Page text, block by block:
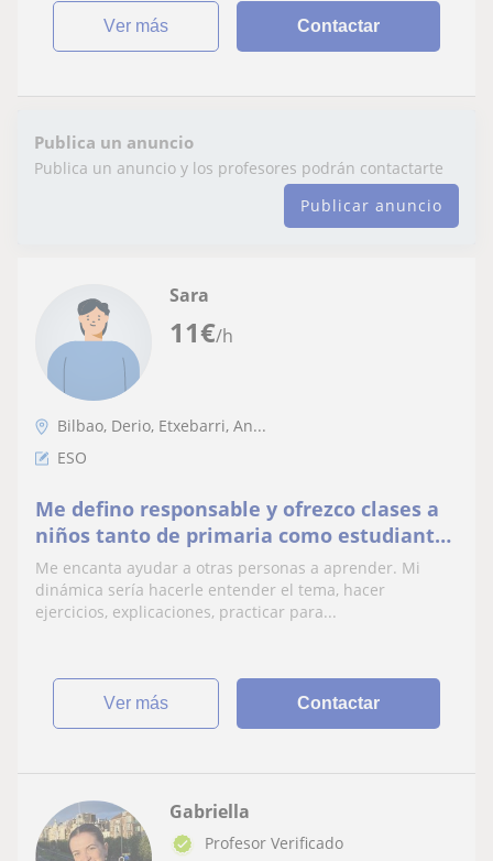
ver más Contactar
Publica un anuncio
Publica un anuncio y los profesores podrán contactarte
Publicar anuncio
11€/h
Sara
Bilbao, Derio, Etxebarri, An...
ESO
Me defino responsable y ofrezco clases a
niños tanto de primaria como estudiantes
de la ESO
Me encanta ayudar a otras personas a aprender. Mi
dinámica sería hacerle entender el tema, hacer
ejercicios, explicaciones, practicar para...
ver más Contactar
Gabriella
Profesor Verificado